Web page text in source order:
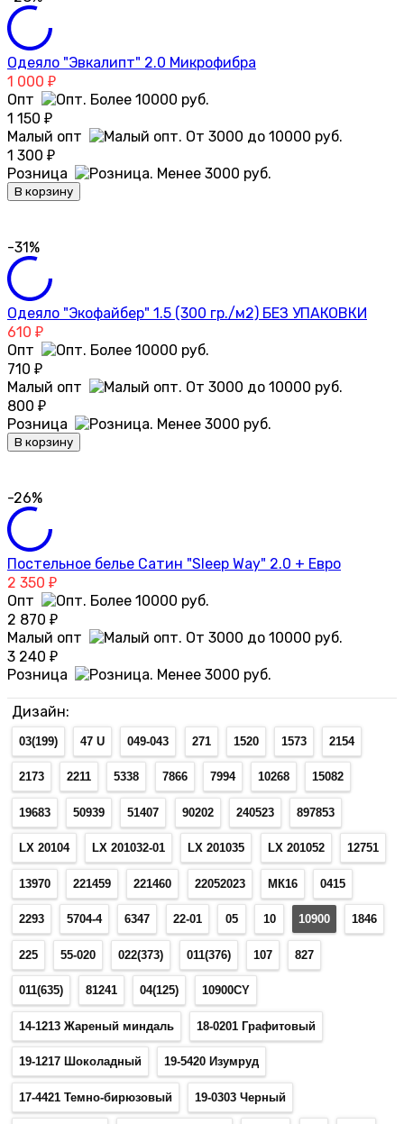
Одеяло "Эвкалипт" 2.0 Микрофибра
1 000 ₽
Опт
1 150 ₽
Малый опт
1 300 ₽
Розница
В корзину
-31%
Одеяло "Экофайбер" 1.5 (300 гр./м2) БЕЗ УПАКОВКИ
610 ₽
Опт
710 ₽
Малый опт
800 ₽
Розница
В корзину
-26%
Постельное белье Сатин "Sleep Way" 2.0 + Евро
2 350 ₽
Опт
2 870 ₽
Малый опт
3 240 ₽
Розница
Дизайн:
03(199) 47 U 049-043 271 1520 1573 2154
2173 2211 5338 7866 7994 10268 15082
19683 50939 51407 90202 240523 897853
LX 20104 LX 201032-01 LX 201035 LX 201052 12751
13970 221459 221460 22052023 МК16 0415
2293 5704-4 6347 22-01 05 10 10900 1846
225 55-020 022(373) 011(376) 107 827
011(635) 81241 04(125) 10900CY
14-1213 Жареный миндаль 18-0201 Графитовый
19-1217 Шоколадный 19-5420 Изумруд
17-4421 Темно-бирюзовый 19-0303 Черный